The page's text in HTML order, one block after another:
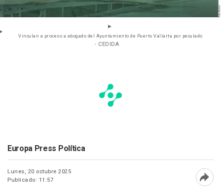
Vinculan a proceso a abogado del Ayuntamiento de Puerto Vallarta por peculado
- CEDIDA
Europa Press Política
Lunes, 20 octubre 2025
Publicado: 11:57